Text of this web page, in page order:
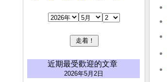
近期最受歡迎的文章
2026年5月2日